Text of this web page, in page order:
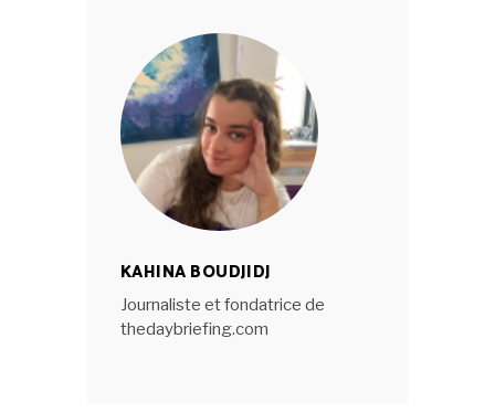
KAHINA BOUDJIDJ
Journaliste et fondatrice de
thedaybriefing.com